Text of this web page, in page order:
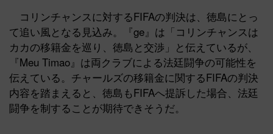
コリンチャンスに対するFIFAの判決は、徳島にとっ
て追い風となる見込み。『ge』は「コリンチャンスは
カカの移籍金を巡り、徳島と交渉」と伝えているが、
『Meu Timao』は両クラブによる法廷闘争の可能性を
伝えている。チャールズの移籍金に関するFIFAの判決
内容を踏まえると、徳島もFIFAへ提訴した場合、法廷
闘争を制することが期待できそうだ。